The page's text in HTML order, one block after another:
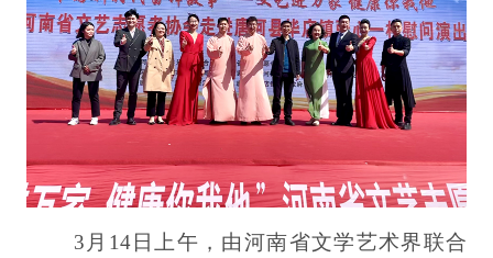
3月14日上午，由河南省文学艺术界联合